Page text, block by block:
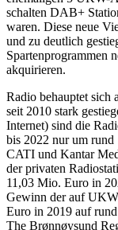
schalten DAB+
waren. Diese neue
und zu deutlich
Spartenprogrammen
akquirieren.
Radio behauptet sich
seit 2010 stark
Internet) sind die
bis 2022 nur um
CATI und Kantar
der privaten
11,03 Mio. Euro in
Gewinn der auf
Euro in 2019 auf
The Brønnøysund